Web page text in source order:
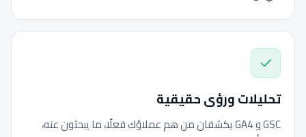
تحليلات ورؤى حقيقية
GSC و GA4 يكشفان من هم عملاؤك فعلًا، ما يبحثون عنه،